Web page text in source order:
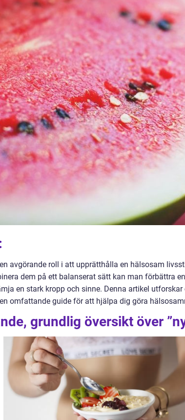
avgörande roll i att upprätthålla en hälsosam
dem på ett balanserat sätt kan man förbättra
en stark kropp och sinne. Denna artikel
omfattande guide för att hjälpa dig göra
grundlig översikt över